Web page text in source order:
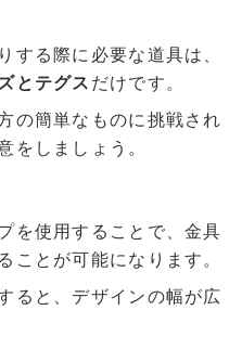
する際に必要な道具は、
とテグス だけです。
の簡単なものに挑戦され
をしましょう。
を使用することで、金具
ことが可能になります。
ると、デザインの幅が広